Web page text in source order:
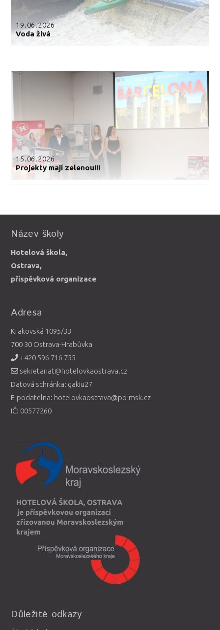
19.06.2026
Voda živá
15.06.2026
Projekty mají zelenou!!!
Název školy
Hotelová škola,
Ostrava,
příspěvková organizace
Adresa
Krakovská 1095/33
700 30 Ostrava-Hrabůvka
+420 596 716 755
sekretariat@hotelovkaostrava.cz
Datová schránka: gakiu27
E-podatelna: hotelovkaostrava@po-msk.cz
IČ: 00577260
Důležité odkazy